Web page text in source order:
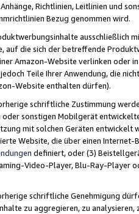
Richtlinien, Leitlinien und
Bezug genommen wird.
ausschließlich
auf die sich der betreffende
Amazon-Website verlinken oder
Teile Ihrer Anwendung, die
Website enthalten dürfen).
schriftliche Zustimmung
sonstigen Mobilgerät
mit solchen Geräten
Website, die über einen
definiert, oder (3)
Video-Player, Blu-Ray-Player
schriftliche Genehmigung
zu aggregieren, zu